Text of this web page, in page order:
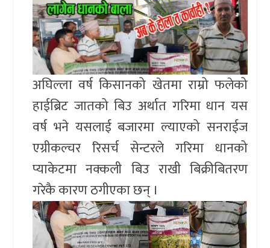
अघिल्ला वर्ष किसानको खेतमा राम्रो फलेको
हाईब्रिट जातको बिउ अर्थात गरिमा धान यस
वर्ष भने यसलाई बजारमा ल्याएको सनराईज
एग्रीकल्चर रिसर्च सेन्टरले गरिमा धानको
प्याकेटमा नक्कली बिउ राखी बिक्रीबितरण
गरेकै कारण ठगीएका छन् ।